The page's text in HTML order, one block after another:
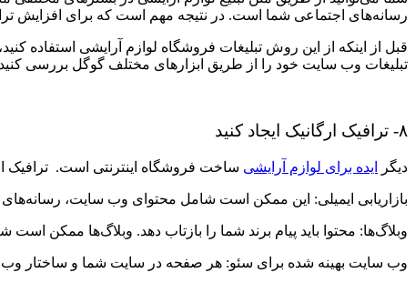
رسانه‌های اجتماعی شما است. در نتیجه مهم است که برای افزایش
قبل از اینکه از این روش تبلیغات فروشگاه لوازم آرایشی استفاده
تبلیغات وب سایت خود را از طریق ابزار‌های مختلف گوگل بررسی کنید
۸- ترافیک ارگانیک ایجاد کنید
دیگر ایده برای لوازم آرایشی ساخت فروشگاه اینترنتی است. ترافیک
بازاریابی ایمیلی: این ممکن است شامل محتوای وب سایت، رسانه‌های
وبلاگ‌ها: محتوا باید پیام برند شما را بازتاب دهد. وبلاگ‌ها ممکن
وب سایت بهینه شده برای سئو: هر صفحه در سایت شما و ساختار وب